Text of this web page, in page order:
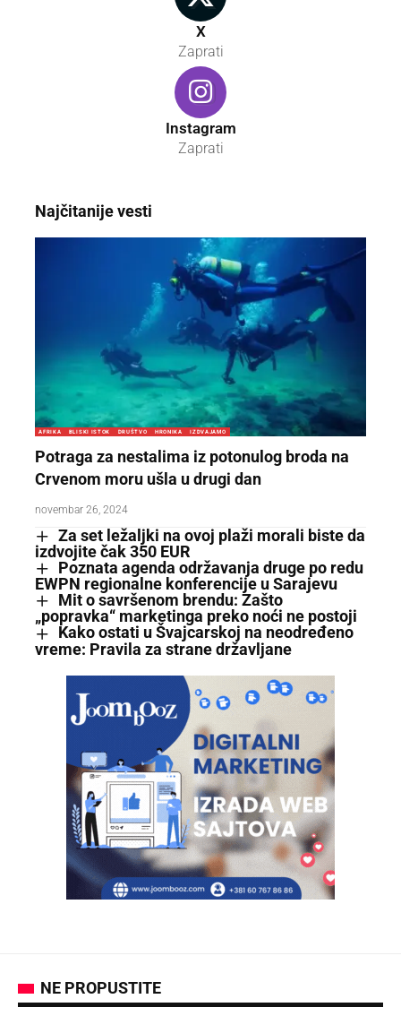
X
Zaprati
Instagram
Zaprati
Najčitanije vesti
AFRIKA BLISKI ISTOK DRUŠTVO HRONIKA IZDVAJAMO
Potraga za nestalima iz potonulog broda na
Crvenom moru ušla u drugi dan
novembar 26, 2024
Za set ležaljki na ovoj plaži morali biste da
izdvojite čak 350 EUR
Poznata agenda održavanja druge po redu
EWPN regionalne konferencije u Sarajevu
Mit o savršenom brendu: Zašto
„popravka“ marketinga preko noći ne postoji
Kako ostati u Švajcarskoj na neodređeno
vreme: Pravila za strane državljane
NE PROPUSTITE